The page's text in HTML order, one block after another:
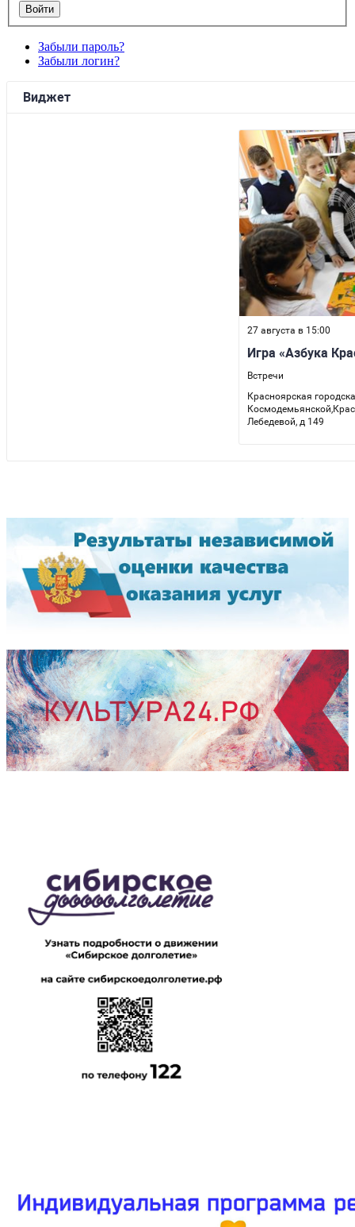
Забыли пароль?
Забыли логин?